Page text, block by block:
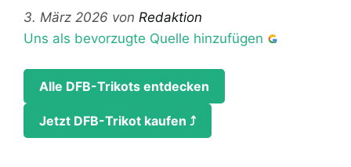
3. März 2026 von Redaktion
Uns als bevorzugte Quelle hinzufügen
Alle DFB-Trikots entdecken
Jetzt DFB-Trikot kaufen ⤴